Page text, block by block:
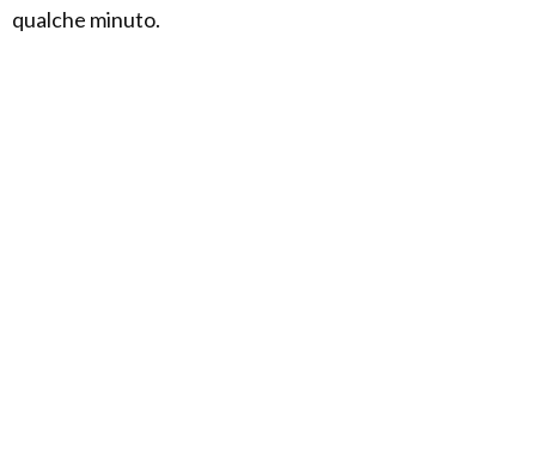
qualche minuto.